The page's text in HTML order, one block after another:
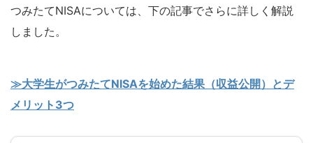
つみたてNISAについては、下の記事でさらに詳しく解説
しました。
≫大学生がつみたてNISAを始めた結果（収益公開）とデ
メリット3つ